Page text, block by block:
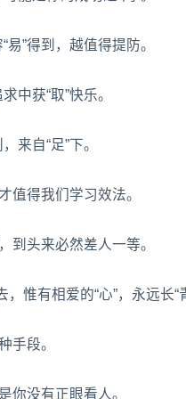
易”得到，越值得提防。
中获“取”快乐。
来自“足”下。
值得我们学习效法。
到头来必然差人一等。
惟有相爱的“心”，永远长“
手段。
你没有正眼看人。